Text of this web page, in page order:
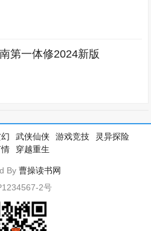
第一体修2024新版
武侠仙侠 游戏竞技
灵异探险
穿越重生
By 曹操读书网
2号